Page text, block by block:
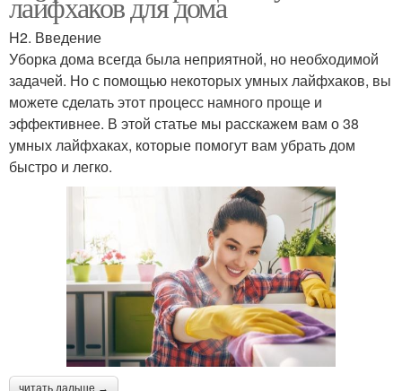
H2. Введение
Уборка дома всегда была неприятной, но необходимой
задачей. Но с помощью некоторых умных лайфхаков, вы
можете сделать этот процесс намного проще и
эффективнее. В этой статье мы расскажем вам о 38
умных лайфхаках, которые помогут вам убрать дом
быстро и легко.
читать дальше →